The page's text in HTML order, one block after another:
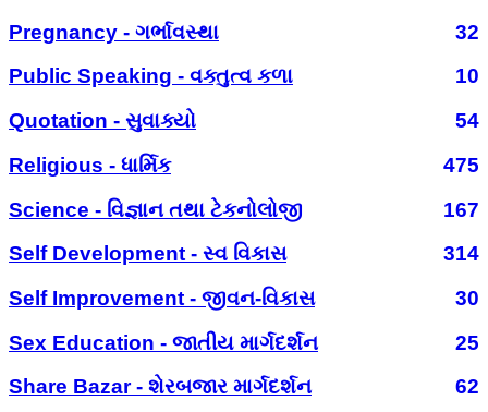
Pregnancy - ગર્ભાવસ્થા
32
Public Speaking - વક્તુત્વ કળા
10
Quotation - સુવાક્યો
54
Religious - ધાર્મિક
475
Science - વિજ્ઞાન તથા ટેકનોલોજી
167
Self Development - સ્વ વિકાસ
314
Self Improvement - જીવન-વિકાસ
30
Sex Education - જાતીય માર્ગદર્શન
25
Share Bazar - શેરબજાર માર્ગદર્શન
62